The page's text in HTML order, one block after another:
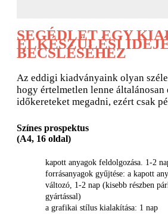
SEGÉDLET EGY
ELKÉSZÜLÉSI
BECSLÉSÉHEZ
Az eddigi kiadványaink olyan
hogy értelmetlen lenne általánosan
időkereteket megadni, ezért csak
Színes prospektus
(A4, 16 oldal)
kapott anyagok feldolgozása. 1-2
forrásanyagok gyűjtése: a kapott
változó, 1-2 nap (kisebb részben
gyártással)
a grafikai stílus kialakítása: 1 nap